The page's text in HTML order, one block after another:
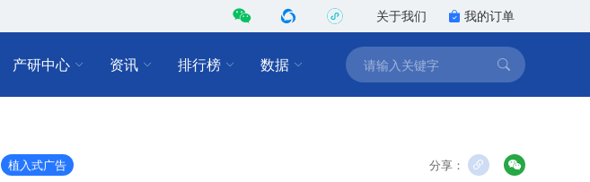
关于我们 我的订单
产研中心 资讯 排行榜 数据
植入式广告 分享：